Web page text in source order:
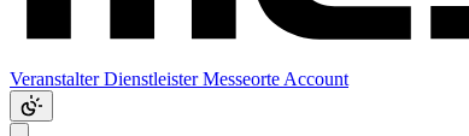
VeranstalterDienstleisterMesseorte Account